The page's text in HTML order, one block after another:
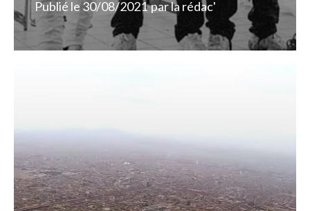
Publié le30/08/2021 parla rédac'